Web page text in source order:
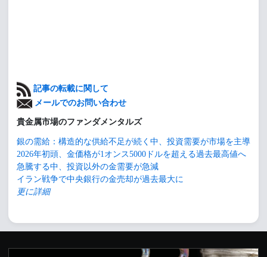
記事の転載に関して
メールでのお問い合わせ
貴金属市場のファンダメンタルズ
銀の需給：構造的な供給不足が続く中、投資需要が市場を主導
2026年初頭、金価格が1オンス5000ドルを超える過去最高値へ
急騰する中、投資以外の金需要が急減
イラン戦争で中央銀行の金売却が過去最大に
更に詳細